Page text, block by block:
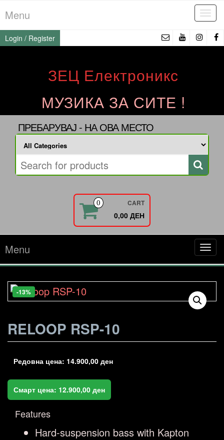
to
the
content
Menu
Login / Register
ЗЕЦ Електроникс
МУЗИКА ЗА СИТЕ !
ПРЕБАРУВАЈ - НА ОВА МЕСТО
0 CART
0,00 ДЕН
Menu
-13%
RELOOP RSP-10
Редовна цена: 14.900,00 ден
Смарт цена: 12.900,00 ден
Features
Hard-suspension bass with Kapton